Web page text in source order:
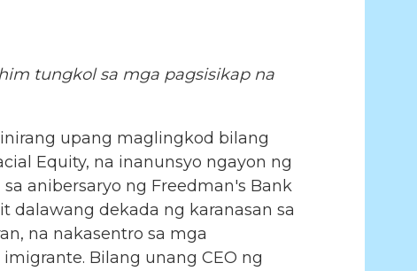
tungkol sa mga pagsisikap na
upang maglingkod bilang
Equity, na inanunsyo ngayon ng
anibersaryo ng Freedman's Bank
dalawang dekada ng karanasan sa
na nakasentro sa mga
Bilang unang CEO ng